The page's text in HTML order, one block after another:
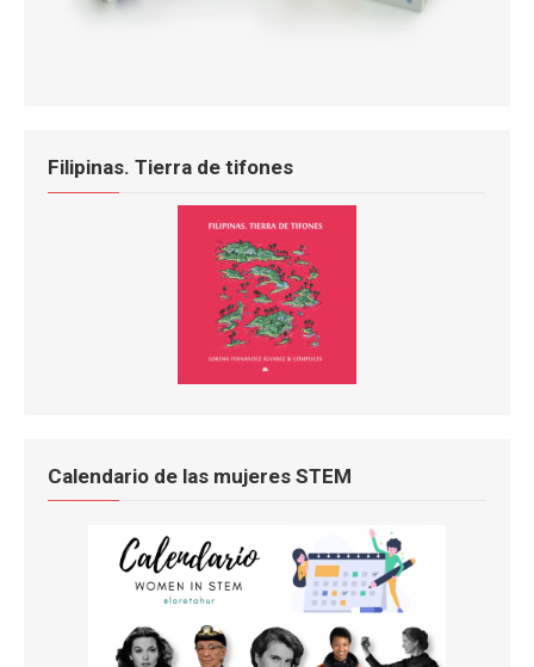
Filipinas. Tierra de tifones
Calendario de las mujeres STEM